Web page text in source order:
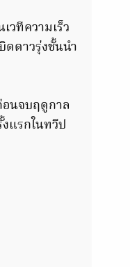
วทีความเร็ว
ดาวรุ่งชั้นนำ
อนจบฤดูกาล
แรกในทวีป